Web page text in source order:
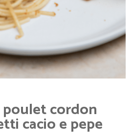
poulet cordon
cacio e pepe